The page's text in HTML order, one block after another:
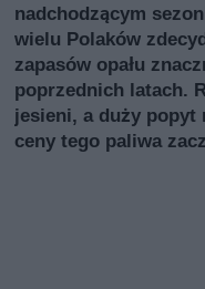
nadchodzącym
wielu Polaków
zapasów opału
poprzednich latach.
jesieni, a duży popyt
ceny tego paliwa